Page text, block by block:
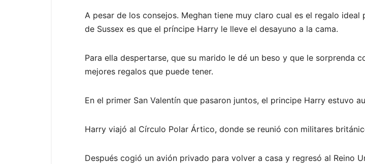
A pesar de los consejos. Meghan tiene muy claro cual es el regalo ideal
de Sussex es que el príncipe Harry le lleve el desayuno a la cama.
Para ella despertarse, que su marido le dé un beso y que le sorprenda
mejores regalos que puede tener.
En el primer San Valentín que pasaron juntos, el principe Harry estuvo
Harry viajó al Círculo Polar Ártico, donde se reunió con militares
Después cogió un avión privado para volver a casa y regresó al Reino